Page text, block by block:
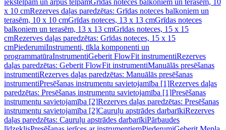
iekštelpām un ārpus telpāmGrīdas noteces balkoniem un terasēm, 10
x 10 cmRezerves daļas paredzētas: Grīdas noteces balkoniem un
terasēm, 10 x 10 cmGrīdas noteces, 13 x 13 cmGrīdas noteces
balkoniem un terasēm, 13 x 13 cmGrīdas noteces, 15 x 15
cmRezerves daļas paredzētas: Grīdas noteces, 15 x 15
cmPiederumiInstrumenti, tīkla komponenti un
programmatūraInstrumentiGeberit FlowFit instrumentiRezerves
daļas paredzētas: Geberit FlowFit instrumentiManuālās presēšanas
instrumentiRezerves daļas paredzētas: Manuālās presēšanas
instrumentiPresēšanas instrumentu savietojamība [1]Rezerves daļas
paredzētas: Presēšanas instrumentu savietojamība [1]Presēšanas
instrumentu savietojamība [2]Rezerves daļas paredzētas: Presēšanas
instrumentu savietojamība [2]Cauruļu apstrādes darbarīkiRezerves
daļas paredzētas: Cauruļu apstrādes darbarīkiPārbaudes